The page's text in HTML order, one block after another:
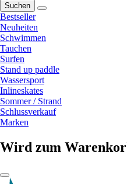
Suchen
Bestseller
Neuheiten
Schwimmen
Tauchen
Surfen
Stand up paddle
Wassersport
Inlineskates
Sommer / Strand
Schlussverkauf
Marken
Wird zum